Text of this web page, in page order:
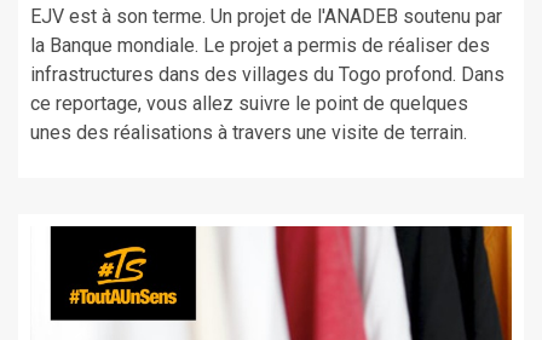
EJV est à son terme. Un projet de l'ANADEB soutenu par
la Banque mondiale. Le projet a permis de réaliser des
infrastructures dans des villages du Togo profond. Dans
ce reportage, vous allez suivre le point de quelques
unes des réalisations à travers une visite de terrain.